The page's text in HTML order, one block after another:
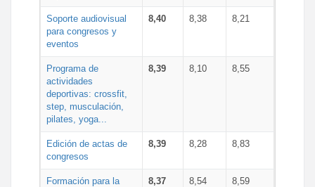
Soporte audiovisual
para congresos y
eventos
8,40 8,38 8,21
Programa de
actividades
deportivas: crossfit,
step, musculación,
pilates, yoga...
8,39 8,10 8,55
Edición de actas de
congresos
8,39 8,28 8,83
Formación para la
8,37 8,54 8,59